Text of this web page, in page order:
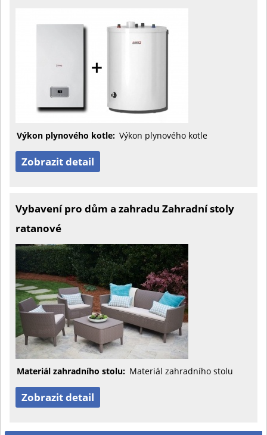
Výkon plynového kotle: Výkon plynového kotle
Zobrazit detail
Vybavení pro dům a zahradu Zahradní stoly
ratanové
Materiál zahradního stolu: Materiál zahradního stolu
Zobrazit detail